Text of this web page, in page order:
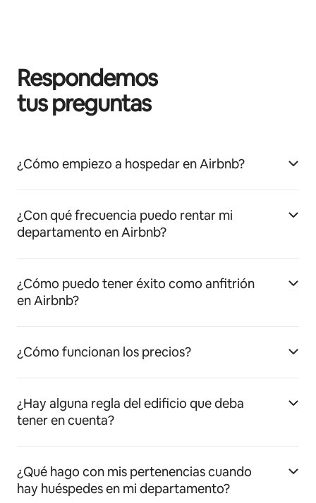
Respondemos
tus preguntas
¿Cómo empiezo a hospedar en Airbnb?
¿Con qué frecuencia puedo rentar mi
departamento en Airbnb?
¿Cómo puedo tener éxito como anfitrión
en Airbnb?
¿Cómo funcionan los precios?
¿Hay alguna regla del edificio que deba
tener en cuenta?
¿Qué hago con mis pertenencias cuando
hay huéspedes en mi departamento?